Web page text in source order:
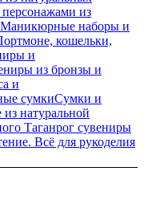
из
Маникюрные наборы и
кошельки,
и
из бронзы и
и
сумкиСумки и
натуральной
Таганрог сувениры
Всё для рукоделия